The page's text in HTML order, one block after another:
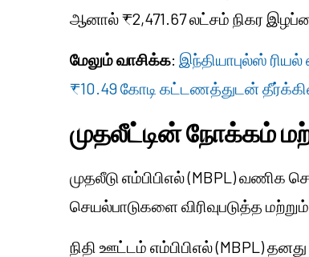
ஆனால் ₹2,471.67 லட்சம் நிகர
மேலும் வாசிக்க: இந்தியாபுல்ஸ்
₹10.49 கோடி கட்டணத்துடன்
முதலீட்டின் நோக்கம்
முதலீடு எம்பிபிஎல் (MBPL)
செயல்பாடுகளை விரிவுபடுத்த
நிதி ஊட்டம் எம்பிபிஎல் (MBPL)